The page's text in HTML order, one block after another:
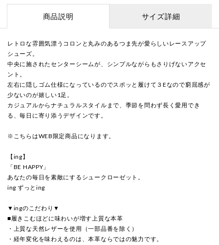
商品説明 サイズ詳細
レトロな雰囲気漂うコロンと丸みのあるつま先が愛らしいレースアップ
シューズ。
中央に施されたセンターシームが、シンプルながらもさりげないアクセ
ント。
左右に隠しゴム仕様になっているのでスポッと履けて３Eなので窮屈感が
少ないのが嬉しい1足。
カジュアルからナチュラルスタイルまで、季節を問わず長く愛用でき
る、毎日に寄り添うデザインです。
※こちらはWEB限定商品になります。
【ing】
「BE HAPPY」
あなたの毎日を素敵にするシュークローゼット。
ing ずっとing
▼ingのこだわり▼
■履きこむほどに味わいが増す上質な本革
・上質な天然レザーを使用（一部品番を除く）
・経年変化を味わえるのは、本革ならではの魅力です。